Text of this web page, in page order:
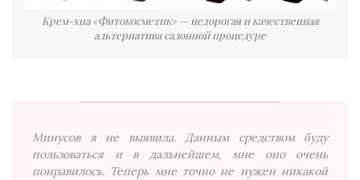
Крем-хна «Фитокосметик» — недорогая и качественная
альтернатива салонной процедуре
Минусов я не выявила. Данным средством буду
пользоваться и в дальнейшем, мне оно очень
понравилось. Теперь мне точно не нужен никакой